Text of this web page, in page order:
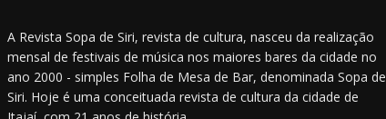
A Revista Sopa de Siri, revista de cultura, nasceu da realização
mensal de festivais de música nos maiores bares da cidade no
ano 2000 - simples Folha de Mesa de Bar, denominada Sopa de
Siri. Hoje é uma conceituada revista de cultura da cidade de